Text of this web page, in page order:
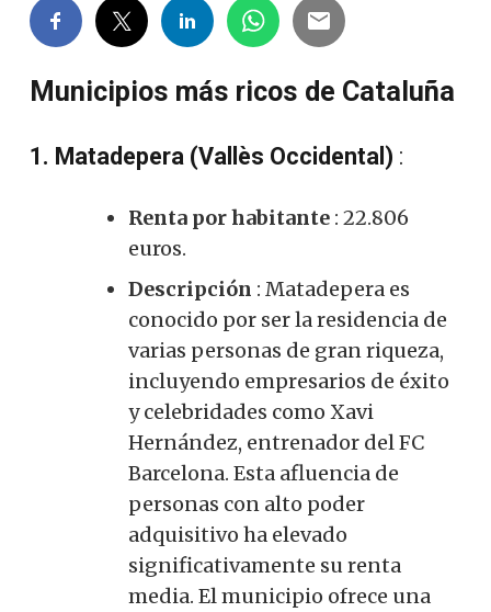
Municipios más ricos de Cataluña
1. Matadepera (Vallès Occidental) :
Renta por habitante : 22.806
euros.
Descripción : Matadepera es
conocido por ser la residencia de
varias personas de gran riqueza,
incluyendo empresarios de éxito
y celebridades como Xavi
Hernández, entrenador del FC
Barcelona. Esta afluencia de
personas con alto poder
adquisitivo ha elevado
significativamente su renta
media. El municipio ofrece una